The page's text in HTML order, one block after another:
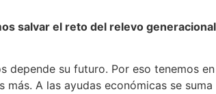
salvar el reto del relevo generacional
depende su futuro. Por eso tenemos en
A las ayudas económicas se suma